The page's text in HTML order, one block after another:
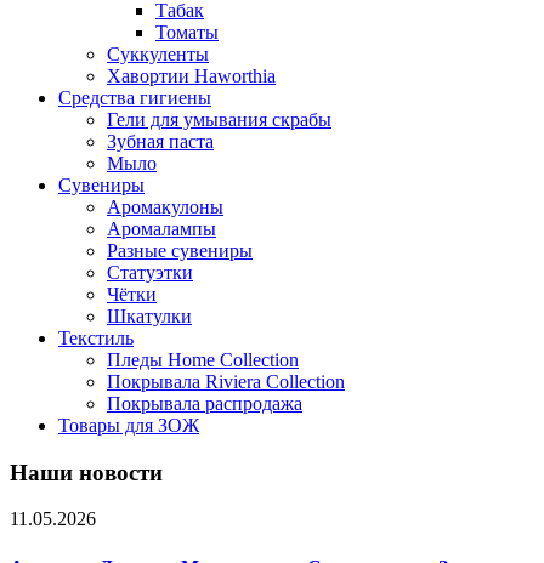
Табак
Томаты
Суккуленты
Хавортии Haworthia
Средства гигиены
Гели для умывания скрабы
Зубная паста
Мыло
Сувениры
Аромакулоны
Аромалампы
Разные сувениры
Статуэтки
Чётки
Шкатулки
Текстиль
Пледы Home Collection
Покрывала Riviera Collection
Покрывала распродажа
Товары для ЗОЖ
Наши новости
11.05.2026